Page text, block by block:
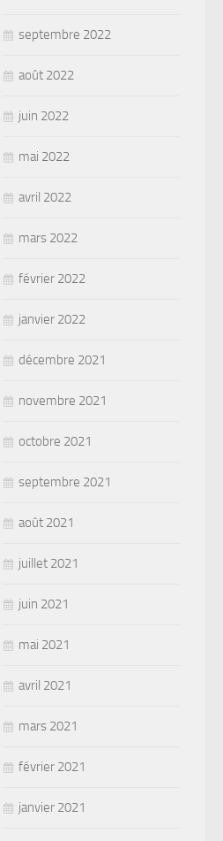
septembre 2022
août 2022
juin 2022
mai 2022
avril 2022
mars 2022
février 2022
janvier 2022
décembre 2021
novembre 2021
octobre 2021
septembre 2021
août 2021
juillet 2021
juin 2021
mai 2021
avril 2021
mars 2021
février 2021
janvier 2021